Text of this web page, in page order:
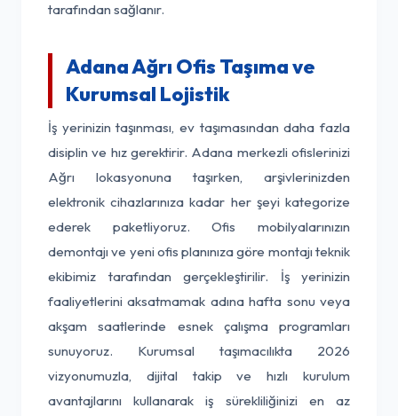
tarafından sağlanır.
Adana Ağrı Ofis Taşıma ve
Kurumsal Lojistik
İş yerinizin taşınması, ev taşımasından daha fazla
disiplin ve hız gerektirir. Adana merkezli ofislerinizi
Ağrı lokasyonuna taşırken, arşivlerinizden
elektronik cihazlarınıza kadar her şeyi kategorize
ederek paketliyoruz. Ofis mobilyalarınızın
demontajı ve yeni ofis planınıza göre montajı teknik
ekibimiz tarafından gerçekleştirilir. İş yerinizin
faaliyetlerini aksatmamak adına hafta sonu veya
akşam saatlerinde esnek çalışma programları
sunuyoruz. Kurumsal taşımacılıkta 2026
vizyonumuzla, dijital takip ve hızlı kurulum
avantajlarını kullanarak iş sürekliliğinizi en az